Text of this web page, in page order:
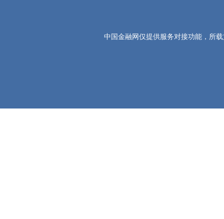
中国金融网仅提供服务对接功能，所